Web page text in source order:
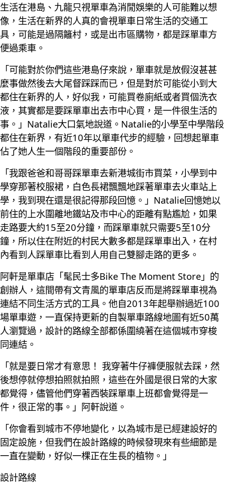
生活在港島、九龍只視單車為消閒娛樂的人可能難以想
像，生活在新界的人真的會視單車日常生活的交通工
具，可能是過隔籬村，或是出市區購物，都是踩單車方
便過乘車。
「可能對於你們這些港島仔來說，單車就是放假沒甚甚
麼事做然後去大尾督踩踩而已，但是對於可能從小到大
都住在新界的人，好似我，可能買卷廁紙或者買個洗衣
液，其實都是要踩單車出去市中心買，是一件很生活的
事。」Natalie大口氣地說道。Natalie的小學至中學階段
都住在新界，有近10年以單車代步的經驗，回想起單車
佔了她人生一個階段的重要部份。
「我跟爸爸和哥哥踩單車去新港城街市買菜，小學到中
學穿那著校服裙，白色長裙飄飄地踩著單車去火車站上
學，我到現在還是很記得那段回憶。」Natalie回憶她以
前住的上水圍離地鐵站及市中心的距離有點尷尬，如果
走路要大約15至20分鐘，而踩單車就只需要5至10分
鐘，所以住在附近的村民大數多都是踩單車出入，在村
內看到人踩單車比看到人用自己雙腳走路的更多。
阿軒是單車店「髦民士多Bike The Moment Store」的
創辦人，這間帶有文青風的單車店反而是將踩單車視為
連結不同生活方式的工具。他自2013年起舉辦過近100
場單車遊，一直保持更新的自製單車路線地圖有近50萬
人瀏覽過，設計的路線全部都係圍繞著在這個城市穿梭
同連結。
「就是要日常才有意思！ 我穿著牛仔褲便服就去踩，然
後想停就停想拍照就拍照，這些在外國是很日常的大家
都覺得，儘管他們穿著西裝踩單車上班都會覺得是一
件，很正常的事。」阿軒說道。
「你會看到城市不停地變化，以為城市是已經建設好的
固定設施，但我們在設計路線的時候發現來有些細節是
一直在變動，好似一棵正在生長的植物。」
設計路線